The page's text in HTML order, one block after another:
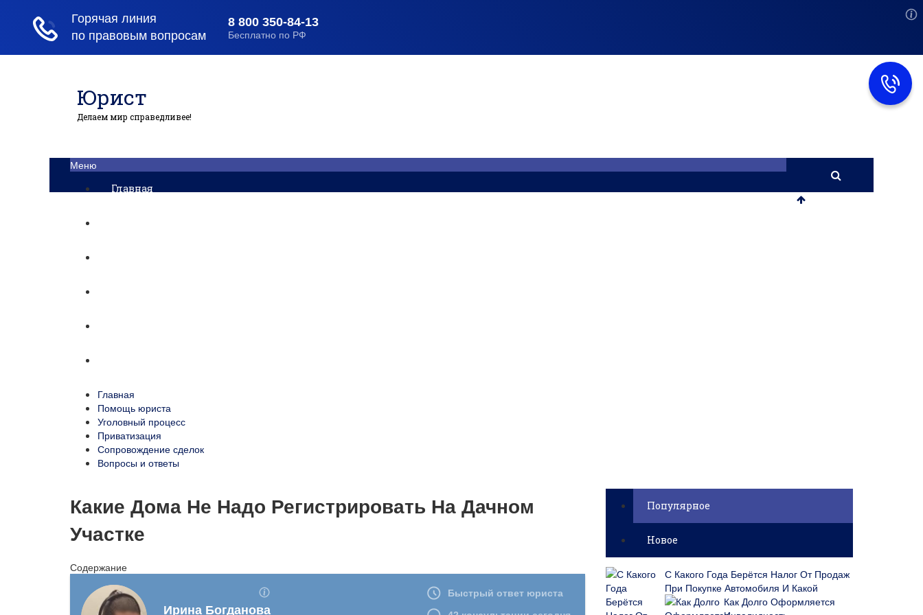
Юрист
Делаем мир справедливее!
Меню
Главная
Главная
Помощь юриста
Уголовный процесс
Приватизация
Сопровождение сделок
Вопросы и ответы
Какие Дома Не Надо Регистрировать На Дачном
Участке
Содержание
Популярное
Новое
С Какого Года Берётся Налог От Продаж
При Покупке Автомобиля И Какой
Как Долго Оформляется